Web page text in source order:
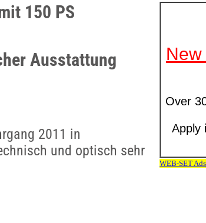
150 PS
Ausstattung
2011 in
und optisch sehr